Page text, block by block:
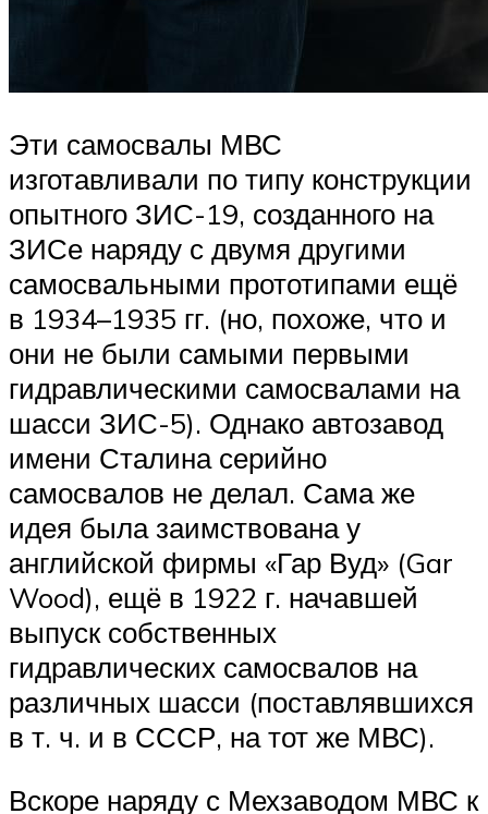
Эти самосвалы МВС
изготавливали по типу конструкции
опытного ЗИС-19, созданного на
ЗИСе наряду с двумя другими
самосвальными прототипами ещё
в 1934–1935 гг. (но, похоже, что и
они не были самыми первыми
гидравлическими самосвалами на
шасси ЗИС-5). Однако автозавод
имени Сталина серийно
самосвалов не делал. Сама же
идея была заимствована у
английской фирмы «Гар Вуд» (Gar
Wood), ещё в 1922 г. начавшей
выпуск собственных
гидравлических самосвалов на
различных шасси (поставлявшихся
в т. ч. и в СССР, на тот же МВС).
Вскоре наряду с Мехзаводом МВС к